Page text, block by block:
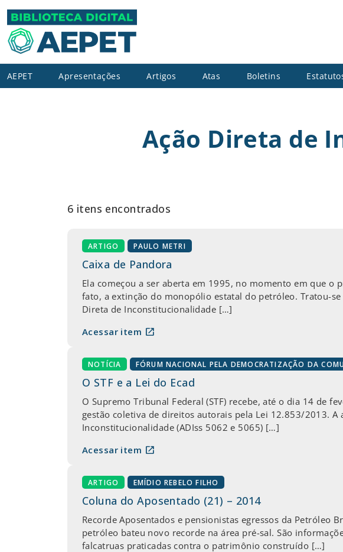
AEPET Apresentações Artigos Atas Boletins
Ação Direta de
6 itens encontrados
ARTIGO PAULO METRI
Caixa de Pandora
Ela começou a ser aberta em 1995, no momento em que o
fato, a extinção do monopólio estatal do petróleo. Tratou-
Direta de Inconstitucionalidade […]
Acessar item open_in_new
NOTÍCIA FÓRUM NACIONAL PELA DEMOCRATIZAÇÃO DA
O STF e a Lei do Ecad
O Supremo Tribunal Federal (STF) recebe, até o dia 14 de
gestão coletiva de direitos autorais pela Lei 12.853/2013.
Inconstitucionalidade (ADIss 5062 e 5065) […]
Acessar item open_in_new
ARTIGO EMÍDIO REBELO FILHO
Coluna do Aposentado (21) – 2014
Recorde Aposentados e pensionistas egressos da Petróleo
petróleo bateu novo recorde na área pré-sal. São
falcatruas praticadas contra o patrimônio construído […]